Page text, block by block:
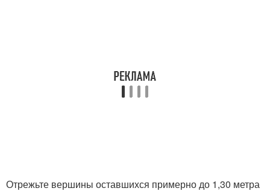
Отрежьте вершины оставшихся примерно до 1,30 метра